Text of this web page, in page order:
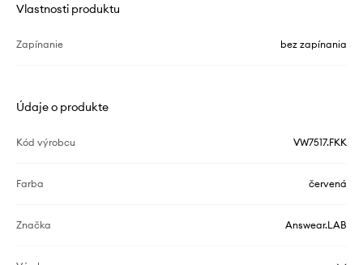
Vlastnosti produktu
Zapínanie bez zapínania
Údaje o produkte
Kód výrobcu VW7517.FKK
Farba červená
Značka Answear.LAB